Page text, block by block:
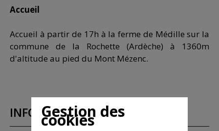
Accueil
Accueil à partir de 17h à la ferme de Médille sur la
commune de la Rochette (Ardèche) à 1360m
d'altitude au pied du Mont Mézenc.
INFORMATION RANDONNÉE
Gestion des
cookies